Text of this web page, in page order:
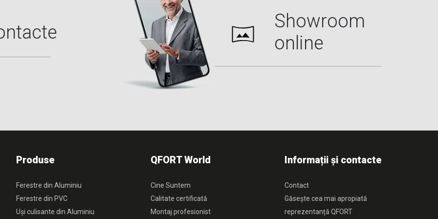
Showroom
online
Produse
Ferestre din Aluminiu
Ferestre din PVC
Uși culisante din Aluminiu
QFORT World
Cine Suntem
Calitate certificată
Montaj profesionist
Informații și contacte
Contact
Găsește cea mai apropiată
reprezentanță QFORT